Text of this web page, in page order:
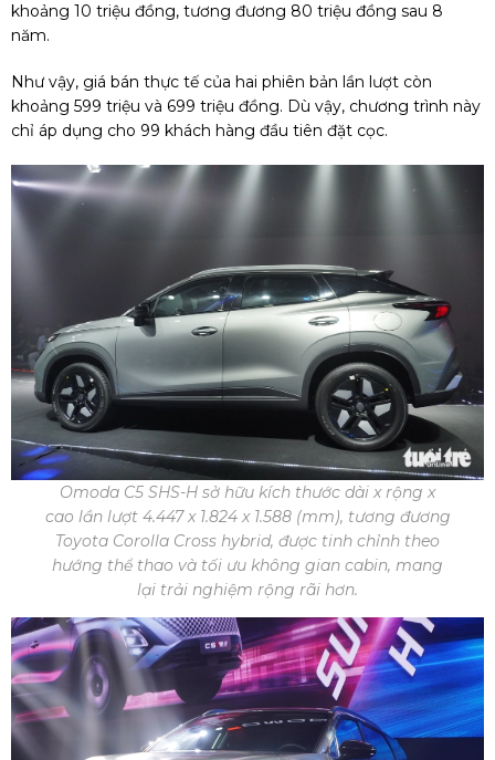
khoảng 10 triệu đồng, tương đương 80 triệu đồng sau 8
năm.
Như vậy, giá bán thực tế của hai phiên bản lần lượt còn
khoảng 599 triệu và 699 triệu đồng. Dù vậy, chương trình này
chỉ áp dụng cho 99 khách hàng đầu tiên đặt cọc.
Omoda C5 SHS-H sở hữu kích thước dài x rộng x
cao lần lượt 4.447 x 1.824 x 1.588 (mm), tương đương
Toyota Corolla Cross hybrid, được tinh chỉnh theo
hướng thể thao và tối ưu không gian cabin, mang
lại trải nghiệm rộng rãi hơn.